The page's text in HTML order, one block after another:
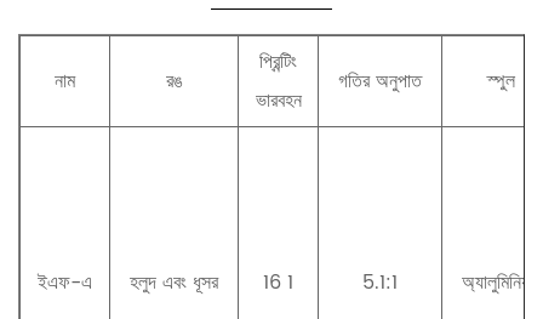
নাম রঙ
প্রিন্টিং
ভারবহন
গতির অনুপাত স্পুল
ইএফ-এ হলুদ এবং ধূসর 16 1 5.1:1 অ্যালুমিনিয়াম